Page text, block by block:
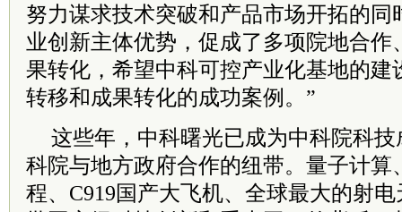
努力谋求技术突破和产品市场开拓的同
业创新主体优势，促成了多项院地合作
果转化，希望中科可控产业化基地的建
转移和成果转化的成功案例。”
这些年，中科曙光已成为中科院科
科院与地方政府合作的纽带。量子计算
程、C919国产大飞机、全球最大的射